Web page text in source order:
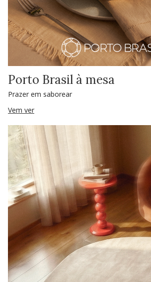
Porto Brasil à mesa
Prazer em saborear
Vem ver